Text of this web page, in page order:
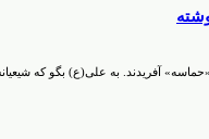
آفریدند. به علی(ع) بگو که